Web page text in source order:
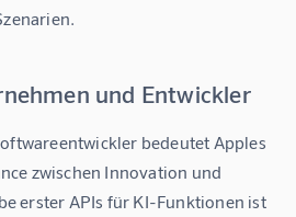
und Entwickler
bedeutet Apples
zwischen Innovation und
erster APIs für KI-Funktionen ist